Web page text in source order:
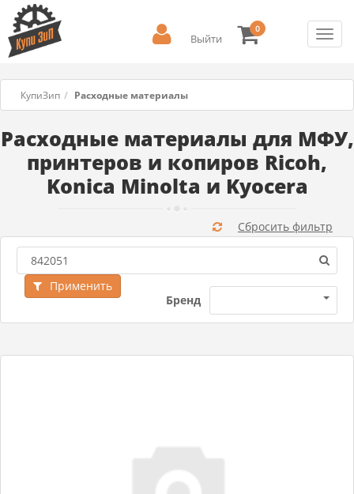
Выйти
0
КупиЗип Расходные материалы
Расходные материалы для МФУ,
принтеров и копиров Ricoh,
Konica Minolta и Kyocera
Бренд
Применить
Сбросить фильтр